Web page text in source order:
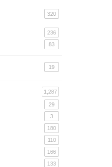
320
236
83
19
1,287
29
3
180
110
166
133